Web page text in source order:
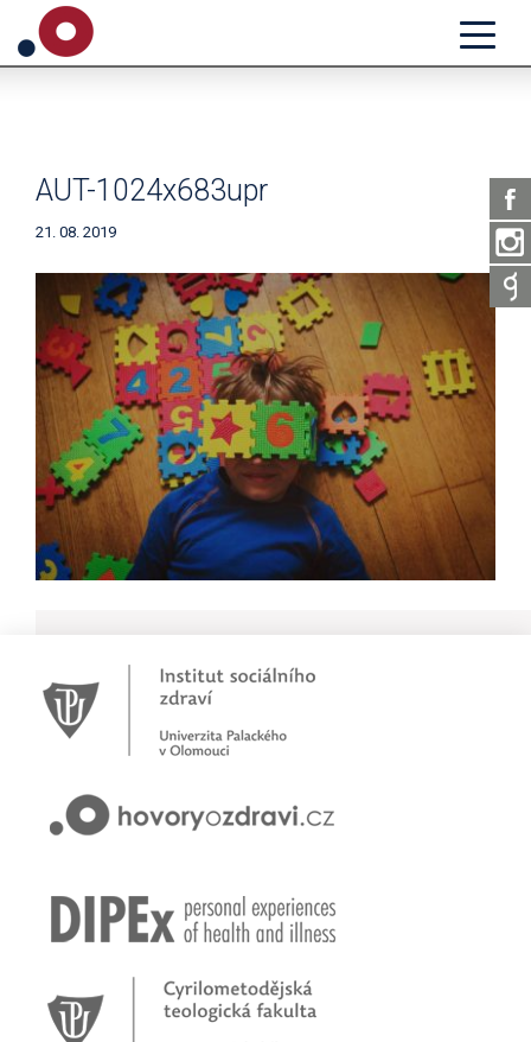
AUT-1024x683upr
21. 08. 2019
Novinky
Přihlašte se na první online workshop na téma stárnoucí
Zkušenosti rodičů dětí s epilepsií
Začínáme nové téma! Sluchová vada u dětí